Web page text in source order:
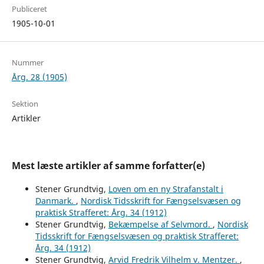
Publiceret
1905-10-01
Nummer
Årg. 28 (1905)
Sektion
Artikler
Mest læste artikler af samme forfatter(e)
Stener Grundtvig, Loven om en ny Strafanstalt i
Danmark. , Nordisk Tidsskrift for Fængselsvæsen og
praktisk Strafferet: Årg. 34 (1912)
Stener Grundtvig, Bekæmpelse af Selvmord. , Nordisk
Tidsskrift for Fængselsvæsen og praktisk Strafferet:
Årg. 34 (1912)
Stener Grundtvig, Arvid Fredrik Vilhelm v. Mentzer. ,